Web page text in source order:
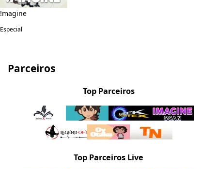
!magine
Especial
Parceiros
Top Parceiros
Top Parceiros Live